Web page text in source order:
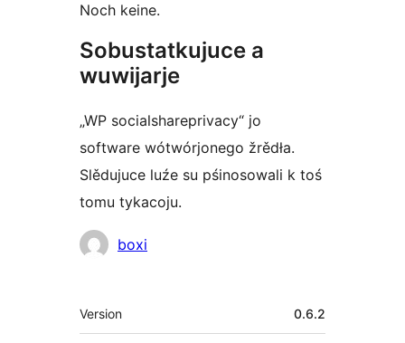
Noch keine.
Sobustatkujuce a
wuwijarje
„WP socialshareprivacy“ jo
software wótwórjonego žrědła.
Slědujuce luźe su pśinosowali k toś
tomu tykacoju.
Sobustatkujuce
boxi
Meta
Version 0.6.2